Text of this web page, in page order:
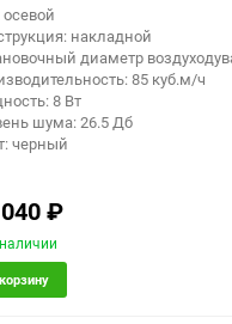
накладной
диаметр
85 куб.м/ч
8 Вт
шума: 26.5 Дб
черный
₽